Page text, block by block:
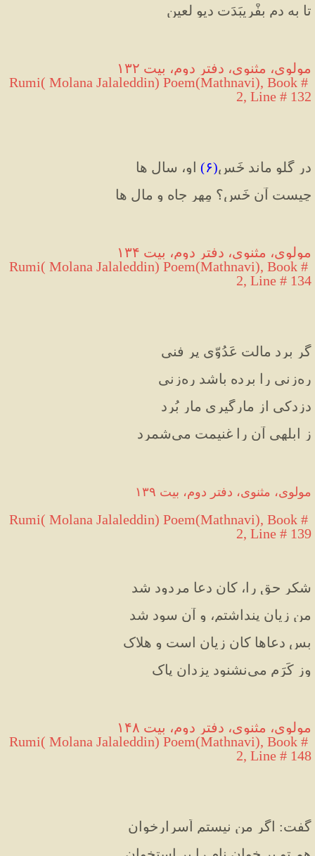
تا به دم بِفْریبَدَت دیو لعین
مولوی، مثنوی، دفتر دوم، بیت ۱۳۲
Rumi( Molana Jalaleddin) Poem(Mathnavi), Book #
2, Line # 132
در گلو ماند خَس(۶)
او، سال ها
چیست آن خَس؟ مِهر جاه و مال ها
مولوی، مثنوی، دفتر دوم، بیت ۱۳۴
Rumi( Molana Jalaleddin) Poem(Mathnavi), Book #
2, Line # 134
گر برد مالت عَدُوّی پر فنی
ره‌زنی را برده باشد ره‌زنی
دزدکی از مارگیری مار بُرد
ز ابلهی آن را غنیمت می‌شمرد
مولوی، مثنوی، دفتر دوم، بیت ۱۳۹
Rumi( Molana Jalaleddin) Poem(Mathnavi), Book #
2, Line # 139
شکر حق را، کان دعا مردود شد
من زیان پنداشتم، و آن سود شد
بس دعاها کان زیان است و هلاک
وز کَرَم می‌نشنود یزدان پاک
مولوی، مثنوی، دفتر دوم، بیت ۱۴۸
Rumi( Molana Jalaleddin) Poem(Mathnavi), Book #
2, Line # 148
گفت: اگر من نیستم اَسرارخوان